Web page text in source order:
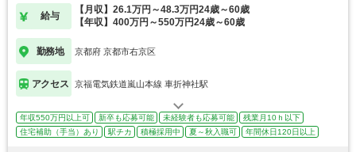
給与
【月収】26.1万円～48.3万円24歳～60歳
【年収】400万円～550万円24歳～60歳
勤務地 京都府 京都市右京区
アクセス 京福電気鉄道嵐山本線 車折神社駅
年収550万円以上可 新卒も応募可能 未経験者も応募可能
残業月10ｈ以下
住宅補助（手当）あり
駅チカ 積極採用中 夏～秋入職可 年間休日120日以上